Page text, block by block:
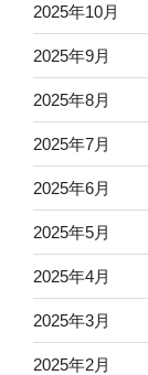
2025年10月
2025年9月
2025年8月
2025年7月
2025年6月
2025年5月
2025年4月
2025年3月
2025年2月